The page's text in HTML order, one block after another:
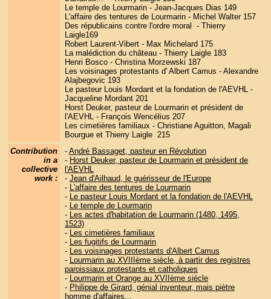
Le temple de Lourmarin - Jean-Jacques Dias 149
L'affaire des tentures de Lourmarin - Michel Walter 157
Des républicains contre l'ordre moral - Thierry
Laigle169
Robert Laurent-Vibert - Max Michelard 175
La malédiction du château - Thierry Laigle 183
Henri Bosco - Christina Morzewski 187
Les voisinages protestants d' Albert Camus - Alexandre
Alajbegovic 193
Le pasteur Louis Mordant et la fondation de l'AEVHL -
Jacqueline Mordant 201
Horst Deuker, pasteur de Lourmarin et président de
l'AEVHL - François Wencélius 207
Les cimetières familiaux - Christiane Aguitton, Magali
Bourgue et Thierry Laigle 215
Contribution
in a
collective
work :
- André Bassaget, pasteur en Révolution
- Horst Deuker, pasteur de Lourmarin et président de
l'AEVHL
- Jean d'Ailhaud, le guérisseur de l'Europe
- L'affaire des tentures de Lourmarin
- Le pasteur Louis Mordant et la fondation de l'AEVHL
- Le temple de Lourmarin
- Les actes d'habitation de Lourmarin (1480, 1495,
1523)
- Les cimetières familiaux
- Les fugitifs de Lourmarin
- Les voisinages protestants d'Albert Camus
- Lourmarin au XVIIIème siècle, à partir des registres
paroissiaux protestants et catholiques
- Lourmarin et Orange au XVIIème siècle
- Philippe de Girard, génial inventeur, mais piètre
homme d'affaires...